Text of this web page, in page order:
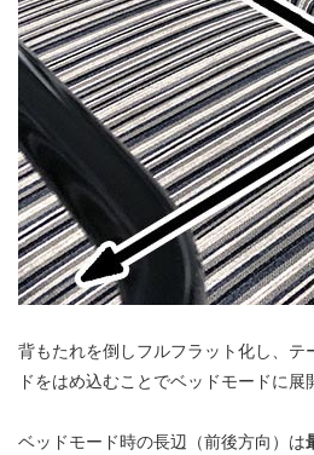
背もたれを倒しフルフラット化し、テ
ドをはめ込むことでベッドモードに展
ベッドモード時の長辺（前後方向）は